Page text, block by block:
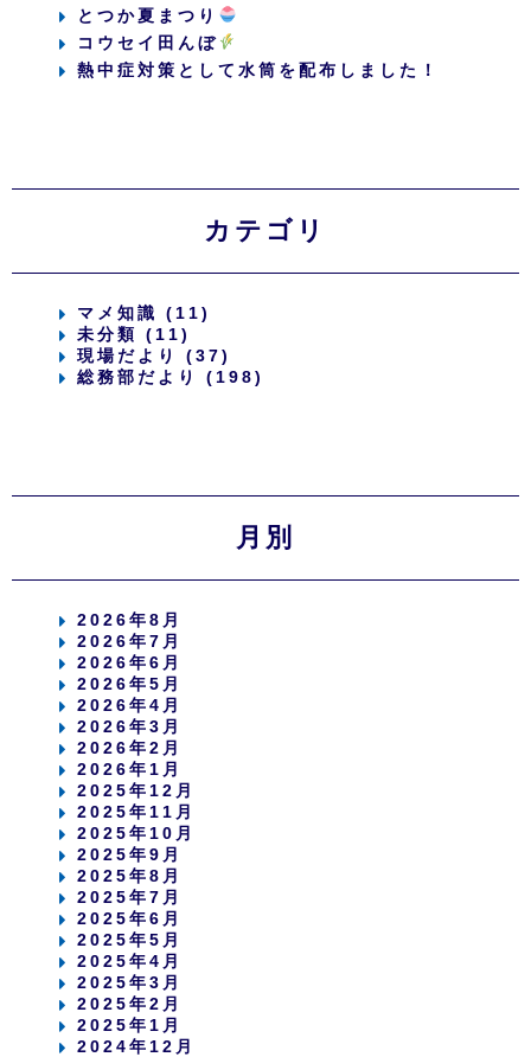
とつか夏まつり
コウセイ田んぼ
熱中症対策として水筒を配布しました！
カテゴリ
マメ知識 (11)
未分類 (11)
現場だより (37)
総務部だより (198)
月別
2026年8月
2026年7月
2026年6月
2026年5月
2026年4月
2026年3月
2026年2月
2026年1月
2025年12月
2025年11月
2025年10月
2025年9月
2025年8月
2025年7月
2025年6月
2025年5月
2025年4月
2025年3月
2025年2月
2025年1月
2024年12月